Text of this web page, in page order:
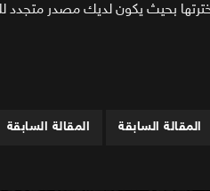
بحيث يكون لديك مصدر
المقالة السابقة المقالة السابقة